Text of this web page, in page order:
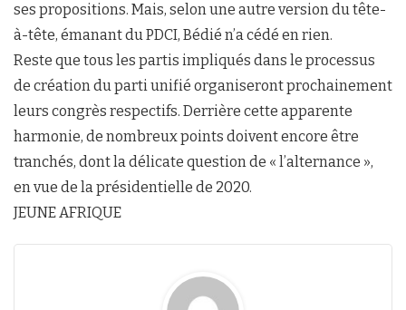
ses propositions. Mais, selon une autre version du tête-
à-tête, émanant du PDCI, Bédié n’a cédé en rien.
Reste que tous les partis impliqués dans le processus
de création du parti unifié organiseront prochainement
leurs congrès respectifs. Derrière cette apparente
harmonie, de nombreux points doivent encore être
tranchés, dont la délicate question de « l’alternance »,
en vue de la présidentielle de 2020.
JEUNE AFRIQUE